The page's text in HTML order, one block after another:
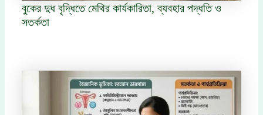
বুকের দুধ বৃদ্ধিতে মেথির কার্যকারিতা, ব্যবহার পদ্ধতি ও
সতর্কতা